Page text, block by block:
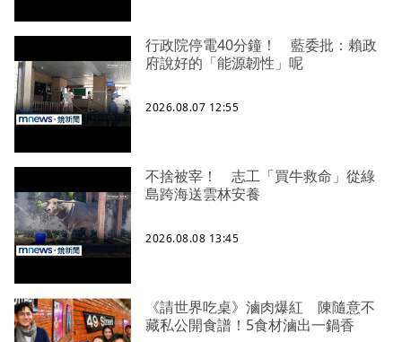
行政院停電40分鐘！ 藍委批：賴政
府說好的「能源韌性」呢
2026.08.07 12:55
不捨被宰！ 志工「買牛救命」從綠
島跨海送雲林安養
2026.08.08 13:45
《請世界吃桌》滷肉爆紅 陳隨意不
藏私公開食譜！5食材滷出一鍋香